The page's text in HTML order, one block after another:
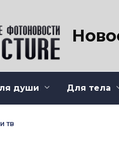
души Для тела
ТВ